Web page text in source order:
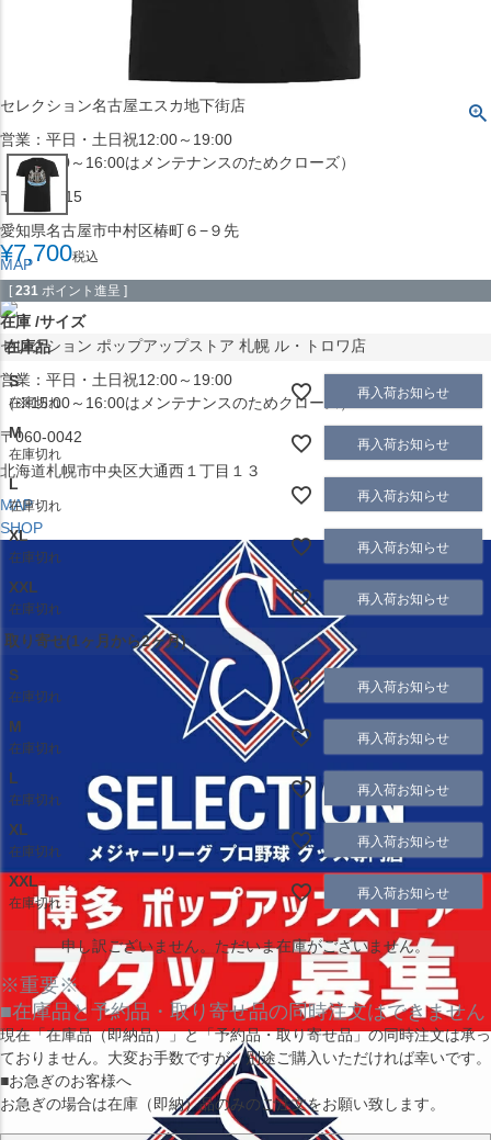
セレクション名古屋エスカ地下街店
営業：平日・土日祝12:00～19:00
（※15:00～16:00はメンテナンスのためクローズ）
〒453-0015
愛知県名古屋市中村区椿町６−９先
MAP
SHOP
セレクション ポップアップストア 札幌 ル・トロワ店
営業：平日・土日祝12:00～19:00
（※15:00～16:00はメンテナンスのためクローズ）
〒060-0042
北海道札幌市中央区大通西１丁目１３
MAP
SHOP
¥7,700税込
[ 231 ポイント進呈 ]
在庫 サイズ
在庫品
S
在庫切れ
再入荷お知らせ
M
在庫切れ
再入荷お知らせ
L
在庫切れ
再入荷お知らせ
XL
在庫切れ
再入荷お知らせ
XXL
在庫切れ
再入荷お知らせ
取り寄せ(1ヶ月から2ヶ月)
S
在庫切れ
再入荷お知らせ
M
在庫切れ
再入荷お知らせ
L
在庫切れ
再入荷お知らせ
XL
在庫切れ
再入荷お知らせ
XXL
在庫切れ
再入荷お知らせ
申し訳ございません。ただいま在庫がございません。
※重要※
■在庫品と予約品・取り寄せ品の同時注文はできません
現在「在庫品（即納品）」と「予約品・取り寄せ品」の同時注文は承っ
ておりません。大変お手数ですが、別途ご購入いただければ幸いです。
■お急ぎのお客様へ
お急ぎの場合は在庫（即納）品のみのご注文をお願い致します。